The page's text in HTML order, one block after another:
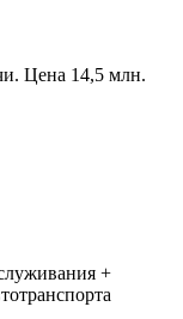
Цена 14,5 млн.
+